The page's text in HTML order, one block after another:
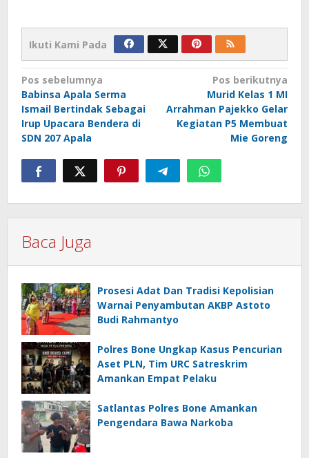
Ikuti Kami Pada
Navigasi
pos
Pos sebelumnya
Babinsa Apala Serma
Ismail Bertindak Sebagai
Irup Upacara Bendera di
SDN 207 Apala
Pos berikutnya
Murid Kelas 1 MI
Arrahman Pajekko Gelar
Kegiatan P5 Membuat
Mie Goreng
Baca Juga
Prosesi Adat Dan Tradisi Kepolisian
Warnai Penyambutan AKBP Astoto
Budi Rahmantyo
Polres Bone Ungkap Kasus Pencurian
Aset PLN, Tim URC Satreskrim
Amankan Empat Pelaku
Satlantas Polres Bone Amankan
Pengendara Bawa Narkoba